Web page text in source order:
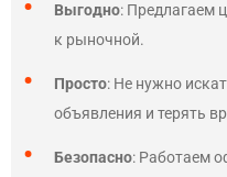
Выгодно: Предлагаем
к рыночной.
Просто: Не нужно
объявления и терять
Безопасно: Работаем